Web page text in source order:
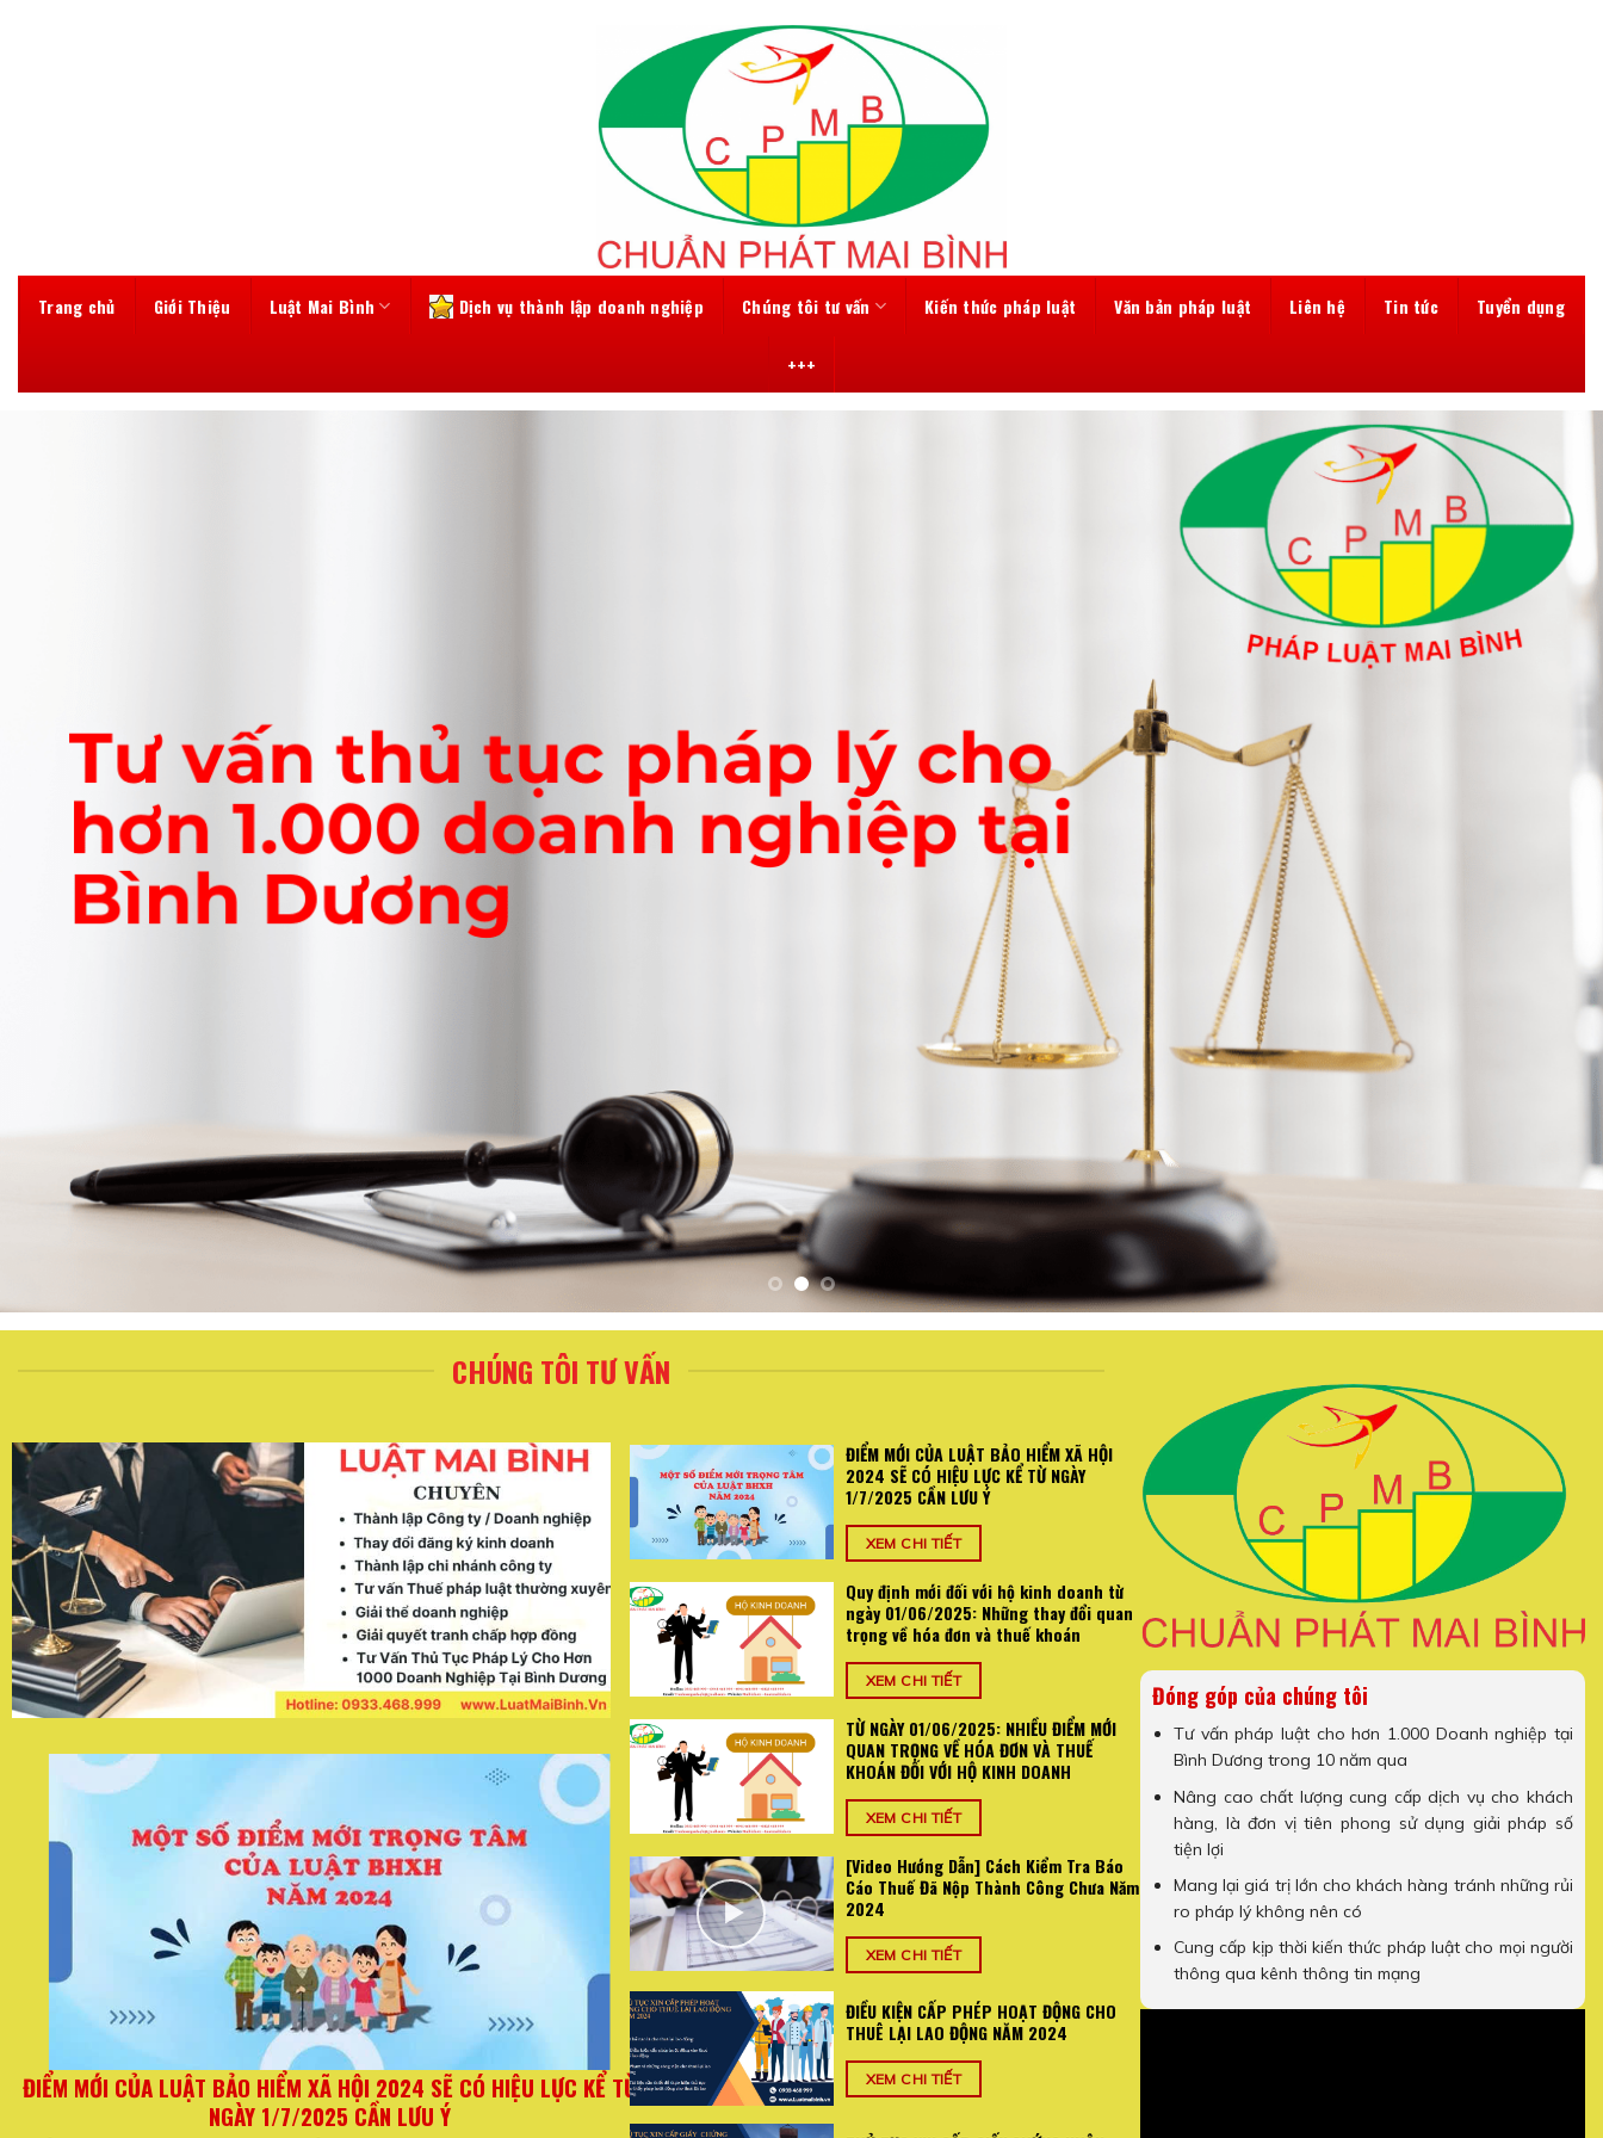
Trang chủ Giới Thiệu Luật Mai Bình Dịch vụ thành lập doanh nghiệp Chúng tôi tư vấn Kiến thức pháp luật Văn bản pháp luật Liên hệ Tin tức Tuyển dụng
+++
CHÚNG TÔI TƯ VẤN
Quy định mới đối với hộ kinh doanh từ ngày 01/06/2025: Những
thay đổi quan trọng về hóa đơn và thuế khoán
TỪ NGÀY 01/06/2025: NHIỀU ĐIỂM MỚI QUAN TRỌNG VỀ HÓA ĐƠN
VÀ THUẾ KHOÁN ĐỐI VỚI HỘ KINH DOANH
ĐIỂM MỚI CỦA LUẬT BẢO HIỂM XÃ HỘI
2024 SẼ CÓ HIỆU LỰC KỂ TỪ NGÀY
1/7/2025 CẦN LƯU Ý
XEM CHI TIẾT
Quy định mới đối với hộ kinh doanh từ
ngày 01/06/2025: Những thay đổi quan
trọng về hóa đơn và thuế khoán
XEM CHI TIẾT
TỪ NGÀY 01/06/2025: NHIỀU ĐIỂM MỚI
QUAN TRỌNG VỀ HÓA ĐƠN VÀ THUẾ
KHOÁN ĐỐI VỚI HỘ KINH DOANH
XEM CHI TIẾT
[Video Hướng Dẫn] Cách Kiểm Tra Báo
Cáo Thuế Đã Nộp Thành Công Chưa Năm
2024
XEM CHI TIẾT
ĐIỀU KIỆN CẤP PHÉP HOẠT ĐỘNG CHO
THUÊ LẠI LAO ĐỘNG NĂM 2024
XEM CHI TIẾT
Đóng góp của chúng tôi
Tư vấn pháp luật cho hơn 1.000 Doanh nghiệp tại
Bình Dương trong 10 năm qua
Nâng cao chất lượng cung cấp dịch vụ cho khách
hàng, là đơn vị tiên phong sử dụng giải pháp số
tiện lợi
Mang lại giá trị lớn cho khách hàng tránh những rủi
ro pháp lý không nên có
Cung cấp kịp thời kiến thức pháp luật cho mọi người
thông qua kênh thông tin mạng